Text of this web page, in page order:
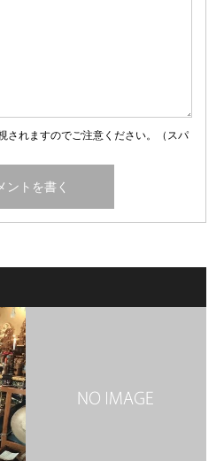
されますのでご注意ください。（スパ